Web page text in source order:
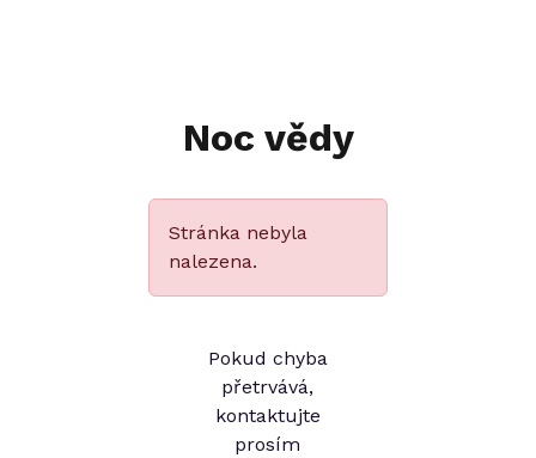
Noc vědy
Stránka nebyla
nalezena.
Pokud chyba
přetrvává,
kontaktujte
prosím